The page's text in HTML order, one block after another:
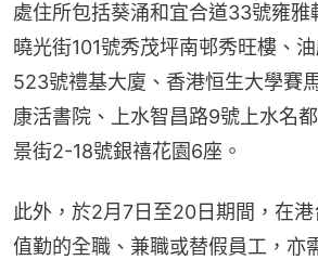
處住所包括葵涌和宜合道33號雍雅
曉光街101號秀茂坪南邨秀旺樓、
523號禮基大廈、香港恒生大學賽
康活書院、上水智昌路9號上水名
景街2-18號銀禧花園6座。
此外，於2月7日至20日期間，在
值勤的全職、兼職或替假員工，亦